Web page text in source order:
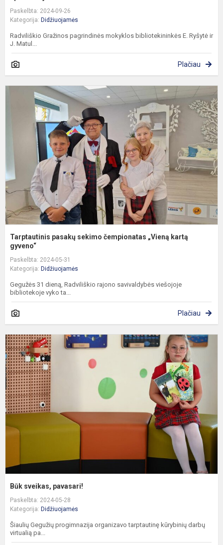
Paskelbta: 2024-09-26
Kategorija: Didžiuojamės
Radviliškio Gražinos pagrindinės mokyklos bibliotekininkės E. Ryšytė ir
J. Matul...
Plačiau
Tarptautinis pasakų sekimo čempionatas „Vieną kartą
gyveno“
Paskelbta: 2024-05-31
Kategorija: Didžiuojamės
Gegužės 31 dieną, Radviliškio rajono savivaldybės viešojoje
bibliotekoje vyko ta...
Plačiau
Būk sveikas, pavasari!
Paskelbta: 2024-05-28
Kategorija: Didžiuojamės
Šiaulių Gegužių progimnazija organizavo tarptautinę kūrybinių darbų
virtualią pa...